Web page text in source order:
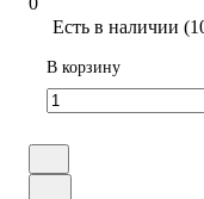
Есть в наличии
В корзину